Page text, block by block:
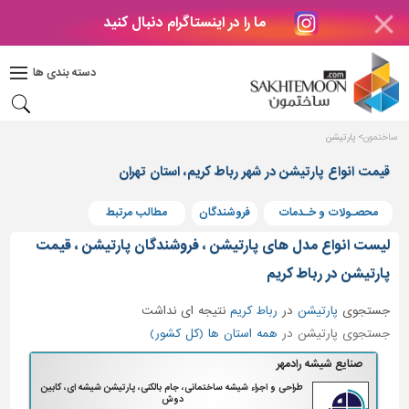
ما را در اینستاگرام دنبال کنید
دسته بندی ها
دکوراسیون
بتن
های
بتنی
و
پنجره
مصالح
پله،
نرده
و
حفاظ
ساختمون پارتیشن
قیمت انواع پارتیشن در شهر رباط کریم، استان تهران
محصـولات و خـدمات فروشندگان مطالب مرتبط
لیست انواع مدل های پارتیشن ، فروشندگان پارتیشن ، قیمت
پارتیشن در رباط کریم
جستجوی پارتیشن در رباط کریم نتیجه ای نداشت
جستجوی پارتیشن در همه استان ها (کل کشور)
صنایع شیشه رادمهر
طراحی و اجراء شیشه ساختمانی، جام بالکنی، پارتیشن شیشه ای، کابین
دوش